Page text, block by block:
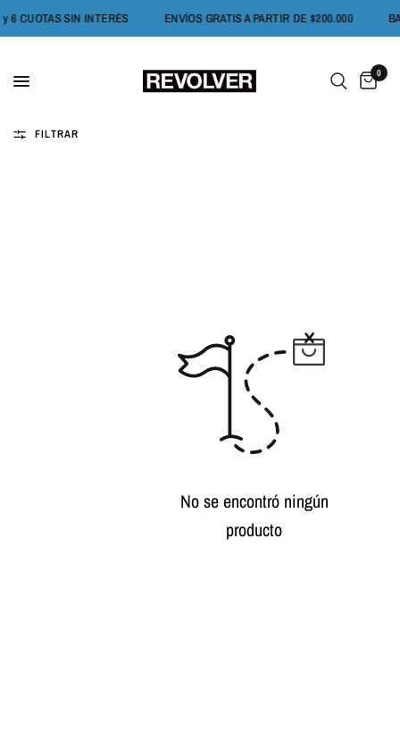
3 y 6 CUOTAS SIN INTERÉS ENVÍOS GRATIS A PARTIR DE $200.000
0
FILTRAR
No se encontró ningún
producto